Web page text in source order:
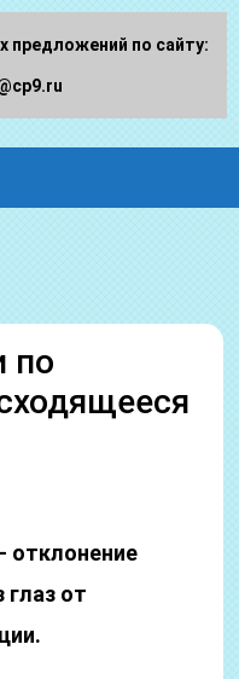
по
отклонение
глаз от
предложений по сайту: